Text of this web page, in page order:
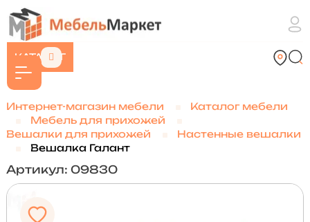
КАТАЛОГ
Интернет-магазин мебели
Каталог мебели
Мебель для прихожей
Вешалки для прихожей
Настенные вешалки
Вешалка Галант
Артикул: 09830